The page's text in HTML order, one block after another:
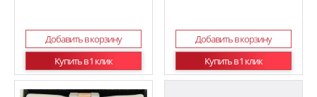
Добавить в корзину
Купить в 1 клик
Добавить в корзину
Купить в 1 клик